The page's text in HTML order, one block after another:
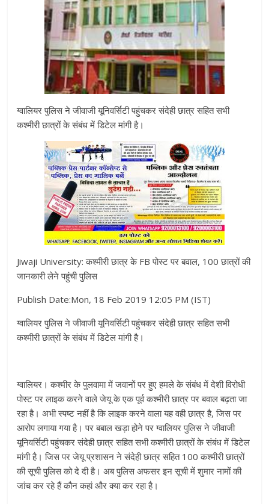
ग्वालियर पुलिस ने जीवाजी यूनिवर्सिटी पहुंचकर संदेही छात्र सहित सभी
कश्मीरी छात्रों के संबंध में डिटेल मांगी है।
Jiwaji University: कश्मीरी छात्र के FB पोस्ट पर बवाल, 100 छात्रों की
जानकारी लेने पहुंची पुलिस
Publish Date:Mon, 18 Feb 2019 12:05 PM (IST)
ग्वालियर पुलिस ने जीवाजी यूनिवर्सिटी पहुंचकर संदेही छात्र सहित सभी
कश्मीरी छात्रों के संबंध में डिटेल मांगी है।
ग्वालियर। कश्मीर के पुलवामा में जवानों पर हुए हमले के संबंध में देशी विरोधी
पोस्ट पर लाइक करने वाले जेयू के एक पूर्व कश्मीरी छात्र पर बवाल बढ़ता जा
रहा है। अभी स्पष्ट नहीं है कि लाइक करने वाला यह वही छात्र है, जिस पर
आरोप लगाया गया है। पर बबाल खड़ा होने पर ग्वालियर पुलिस ने जीवाजी
यूनिवर्सिटी पहुंचकर संदेही छात्र सहित सभी कश्मीरी छात्रों के संबंध में डिटेल
मांगी है। जिस पर जेयू प्रशासन ने संदेही छात्र सहित 100 कश्मीरी छात्रों
की सूची पुलिस को दे दी है। अब पुलिस अफसर इन सूची में शुमार नामों की
जांच कर रहे हैं कौन कहां और क्या कर रहा है।